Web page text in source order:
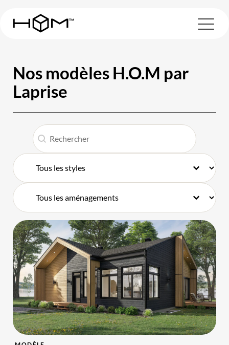
Nos modèles H.O.M par
Laprise
Rechercher
Rechercher
Sélectionnez le contenu
Sélectionnez le contenu